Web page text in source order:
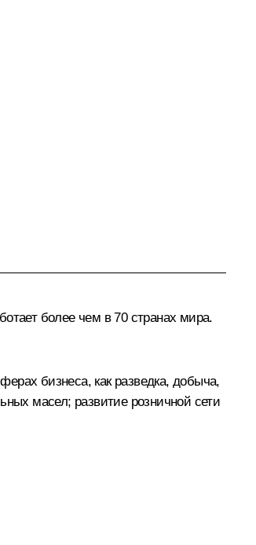
более чем в 70 странах мира.
бизнеса, как разведка, добыча,
масел; развитие розничной сети